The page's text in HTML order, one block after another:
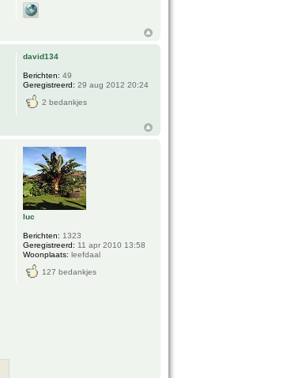
david134
Berichten: 49
Geregistreerd: 29 aug 2012 20:24
2 bedankjes
luc
Berichten: 1323
Geregistreerd: 11 apr 2010 13:58
Woonplaats: leefdaal
127 bedankjes